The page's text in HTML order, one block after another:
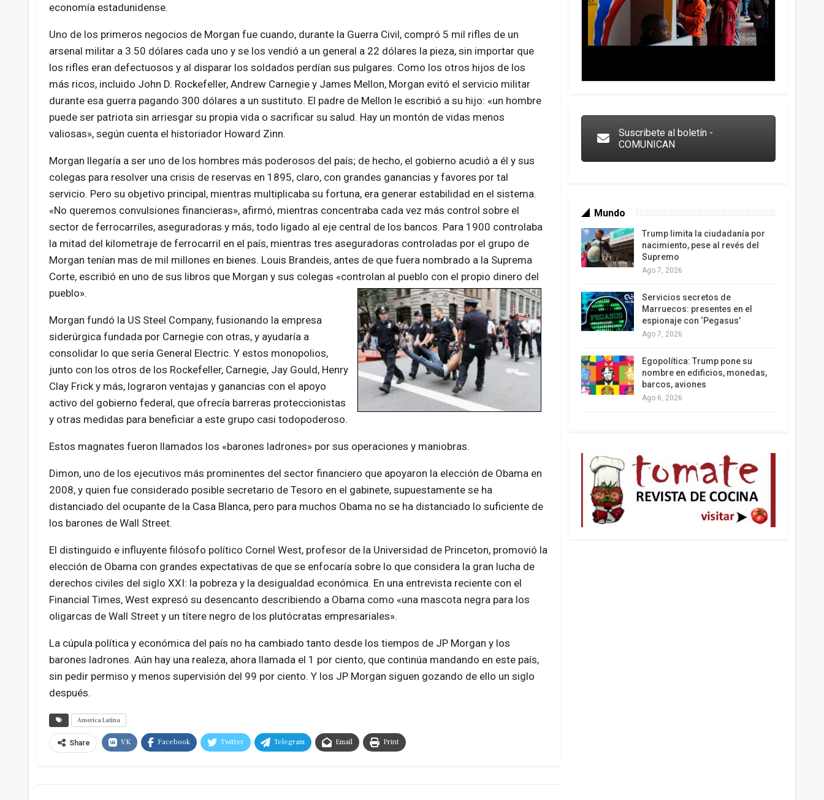
economía estadunidense.
Uno de los primeros negocios de Morgan fue cuando, durante la Guerra Civil, compró 5 mil rifles de un
arsenal militar a 3.50 dólares cada uno y se los vendió a un general a 22 dólares la pieza, sin importar que
los rifles eran defectuosos y al disparar los soldados perdían sus pulgares. Como los otros hijos de los
más ricos, incluido John D. Rockefeller, Andrew Carnegie y James Mellon, Morgan evitó el servicio militar
durante esa guerra pagando 300 dólares a un sustituto. El padre de Mellon le escribió a su hijo: «un hombre
puede ser patriota sin arriesgar su propia vida o sacrificar su salud. Hay un montón de vidas menos
valiosas», según cuenta el historiador Howard Zinn.
Morgan llegaría a ser uno de los hombres más poderosos del país; de hecho, el gobierno acudió a él y sus
colegas para resolver una crisis de reservas en 1895, claro, con grandes ganancias y favores por tal
servicio. Pero su objetivo principal, mientras multiplicaba su fortuna, era generar estabilidad en el sistema.
«No queremos convulsiones financieras», afirmó, mientras concentraba cada vez más control sobre el
sector de ferrocarriles, aseguradoras y más, todo ligado al eje central de los bancos. Para 1900 controlaba
la mitad del kilometraje de ferrocarril en el país, mientras tres aseguradoras controladas por el grupo de
Morgan tenían mas de mil millones en bienes. Louis Brandeis, antes de que fuera nombrado a la Suprema
Corte, escribió en uno de sus libros que Morgan y sus colegas «controlan al pueblo con el propio dinero del
pueblo».
Morgan fundó la US Steel Company, fusionando la empresa
siderúrgica fundada por Carnegie con otras, y ayudaría a
consolidar lo que sería General Electric. Y estos monopolios,
junto con los otros de los Rockefeller, Carnegie, Jay Gould, Henry
Clay Frick y más, lograron ventajas y ganancias con el apoyo
activo del gobierno federal, que ofrecía barreras proteccionistas
y otras medidas para beneficiar a este grupo casi todopoderoso.
Estos magnates fueron llamados los «barones ladrones» por sus operaciones y maniobras.
Dimon, uno de los ejecutivos más prominentes del sector financiero que apoyaron la elección de Obama en
2008, y quien fue considerado posible secretario de Tesoro en el gabinete, supuestamente se ha
distanciado del ocupante de la Casa Blanca, pero para muchos Obama no se ha distanciado lo suficiente de
los barones de Wall Street.
El distinguido e influyente filósofo político Cornel West, profesor de la Universidad de Princeton, promovió la
elección de Obama con grandes expectativas de que se enfocaría sobre lo que considera la gran lucha de
derechos civiles del siglo XXI: la pobreza y la desigualdad económica. En una entrevista reciente con el
Financial Times, West expresó su desencanto describiendo a Obama como «una mascota negra para los
oligarcas de Wall Street y un títere negro de los plutócratas empresariales».
La cúpula política y económica del país no ha cambiado tanto desde los tiempos de JP Morgan y los
barones ladrones. Aún hay una realeza, ahora llamada el 1 por ciento, que continúa mandando en este país,
sin pedir permiso y menos supervisión del 99 por ciento. Y los JP Morgan siguen gozando de ello un siglo
después.
America Latina
Share VK Facebook Twitter Telegram Email Print
Suscribete al boletín -
COMUNICAN
Mundo
Trump limita la ciudadanía por
nacimiento, pese al revés del
Supremo
Ago 7, 2026
Servicios secretos de
Marruecos: presentes en el
espionaje con ‘Pegasus’
Ago 7, 2026
Egopolítica: Trump pone su
nombre en edificios, monedas,
barcos, aviones
Ago 6, 2026